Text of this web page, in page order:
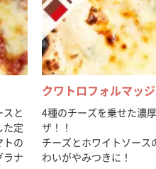
と
た定
トの
ラナ
クワトロフォルマッ
4種のチーズを乗せた濃
ザ！！
チーズとホワイトソー
わいがやみつきに！